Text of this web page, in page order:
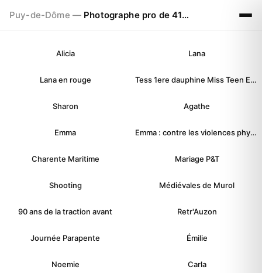
Puy-de-Dôme — Photographe pro de 41ans à CLERMONT FERRAND
Alicia Lana
Lana en rouge Tess 1ere dauphine Miss Teen Earth Auvergne 2025
Sharon Agathe
Emma Emma : contre les violences physiques faites aux Femmes
Charente Maritime Mariage P&T
Shooting Médiévales de Murol
90 ans de la traction avant Retr'Auzon
Journée Parapente Émilie
Noemie Carla